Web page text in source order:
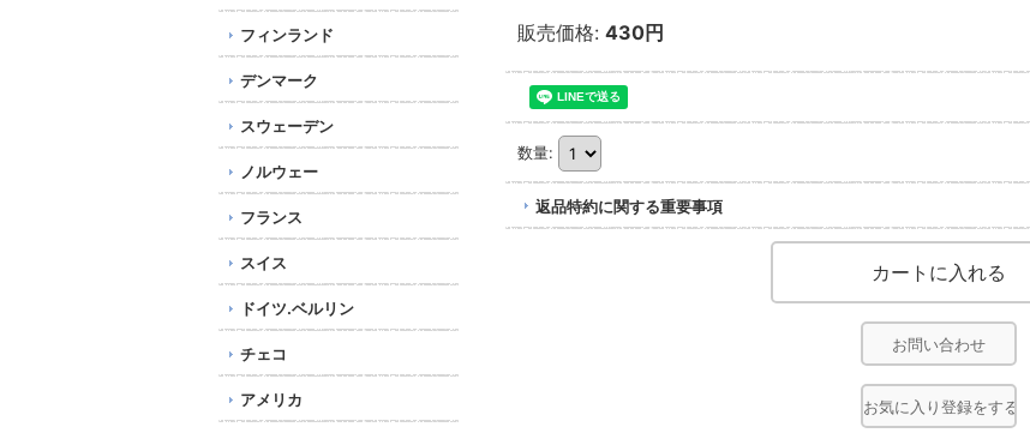
フィンランド
デンマーク
スウェーデン
ノルウェー
フランス
スイス
ドイツ.ベルリン
チェコ
アメリカ
販売価格: 430円
数量:
返品特約に関する重要事項
お問い合わせ
お気に入り登録をする